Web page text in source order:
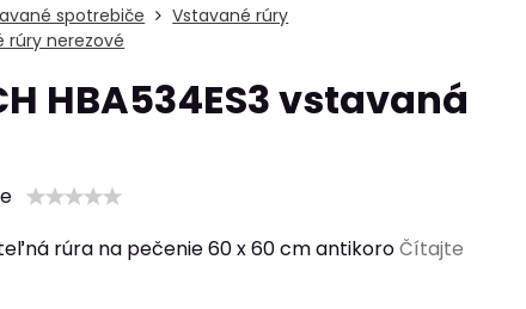
spotrebiče
Vstavané rúry
rúry nerezové
HBA534ES3 vstavaná
rúra na pečenie 60 x 60 cm antikoroČítajte